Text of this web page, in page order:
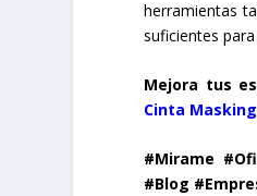
herramientas
suficientes
Mejora tus
Cinta Masking
#Mirame
#Blog